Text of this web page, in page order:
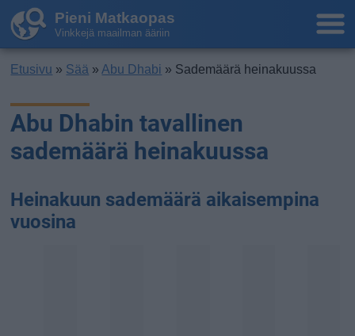
Pieni Matkaopas
Vinkkejä maailman ääriin
Etusivu » Sää » Abu Dhabi » Sademäärä heinakuussa
Abu Dhabin tavallinen
sademäärä heinakuussa
Heinakuun sademäärä aikaisempina
vuosina